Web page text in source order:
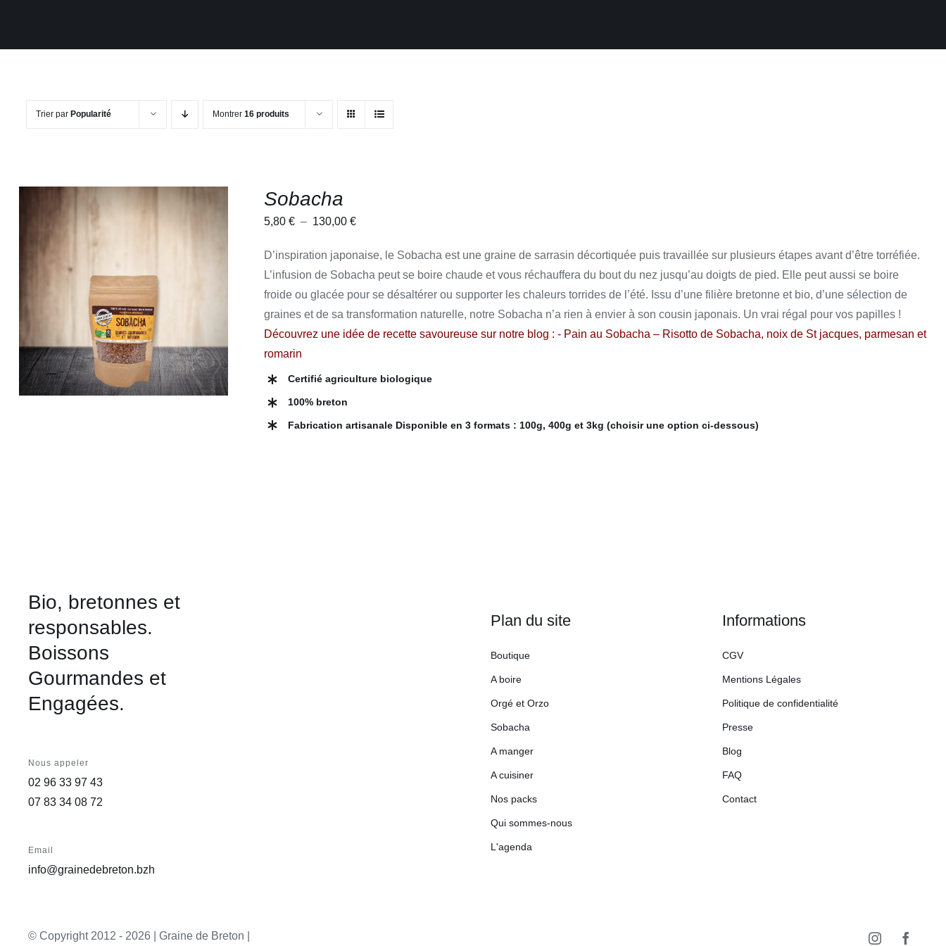
Trier par Popularité Montrer 16 produits
CHOIX DES OPTIONS CE
PRODUIT
A
PLUSIEURS
VARIATIONS.
LES
OPTIONS
PEUVENT
ÊTRE
Sobacha
5,80€ – 130,00€Plage
prix :
5,80 €
à
130,00 €
D’inspiration japonaise, le Sobacha est une graine de sarrasin décortiquée puis travaillée sur plusieurs étapes avant d’être torréfiée.
L’infusion de Sobacha peut se boire chaude et vous réchauffera du bout du nez jusqu’au doigts de pied. Elle peut aussi se boire
froide ou glacée pour se désaltérer ou supporter les chaleurs torrides de l’été. Issu d’une filière bretonne et bio, d’une sélection de
graines et de sa transformation naturelle, notre Sobacha n’a rien à envier à son cousin japonais. Un vrai régal pour vos papilles !
Découvrez une idée de recette savoureuse sur notre blog :- Pain au Sobacha – Risotto de Sobacha, noix de St jacques, parmesan et
romarin
Certifié agriculture biologique
100% breton
Fabrication artisanale Disponible en 3 formats : 100g, 400g et 3kg (choisir une option ci-dessous)
Bio, bretonnes et
responsables.
Boissons
Gourmandes et
Engagées.
Nous appeler
02 96 33 97 43
07 83 34 08 72
Email
info@grainedebreton.bzh
Plan du site
Boutique
A boire
Orgé et Orzo
Sobacha
A manger
A cuisiner
Nos packs
Qui sommes-nous
L'agenda
Informations
CGV
Mentions Légales
Politique de confidentialité
Presse
Blog
FAQ
Contact
© Copyright 2012 - 2026 | Graine de Breton |